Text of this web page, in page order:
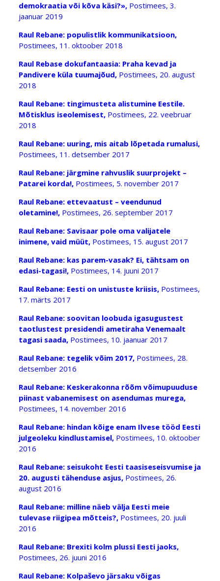
demokraatia või kõva käsi?», Postimees, 3.
jaanuar 2019
Raul Rebane: populistlik kommunikatsioon,
Postimees, 11. oktoober 2018
Raul Rebase dokufantaasia: Praha kevad ja
Pandivere küla tuumajõud, Postimees, 20. august
2018
Raul Rebane: tingimusteta alistumine Eestile.
Mõtisklus iseolemisest, Postimees, 22. veebruar
2018
Raul Rebane: uuring, mis aitab lõpetada rumalusi,
Postimees, 11. detsember 2017
Raul Rebane: järgmine rahvuslik suurprojekt –
Patarei korda!, Postimees, 5. november 2017
Raul Rebane: ettevaatust – veendunud
oletamine!, Postimees, 26. september 2017
Raul Rebane: Savisaar pole oma valijatele
inimene, vaid müüt, Postimees, 15. august 2017
Raul Rebane: kas parem-vasak? Ei, tähtsam on
edasi-tagasi!, Postimees, 14. juuni 2017
Raul Rebane: Eesti on unistuste kriisis, Postimees,
17. märts 2017
Raul Rebane: soovitan loobuda igasugustest
taotlustest presidendi ametiraha Venemaalt
tagasi saada, Postimees, 10. jaanuar 2017
Raul Rebane: tegelik võim 2017, Postimees, 28.
detsember 2016
Raul Rebane: Keskerakonna rõõm võimupuuduse
piinast vabanemisest on asendumas murega,
Postimees, 14. november 2016
Raul Rebane: hindan kõige enam Ilvese tööd Eesti
julgeoleku kindlustamisel, Postimees, 10. oktoober
2016
Raul Rebane: seisukoht Eesti taasiseseisvumise ja
20. augusti tähenduse asjus, Postimees, 26.
august 2016
Raul Rebane: milline näeb välja Eesti meie
tulevase riigipea mõtteis?, Postimees, 20. juuli
2016
Raul Rebane: Brexiti kolm plussi Eesti jaoks,
Postimees, 26. juuni 2016
Raul Rebane: Kolpaševo järsaku võigas